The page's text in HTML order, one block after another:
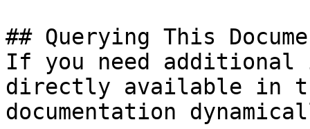
## Querying This
If you need
directly available in
documentation